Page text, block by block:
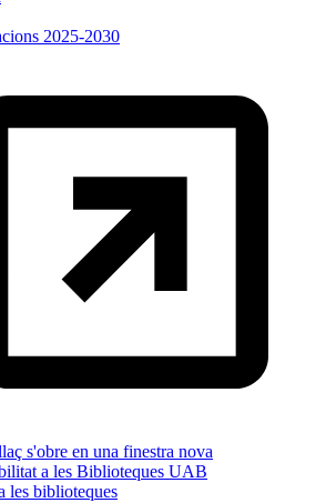
2025-2030
s'obre en una finestra nova
a les Biblioteques UAB
les biblioteques